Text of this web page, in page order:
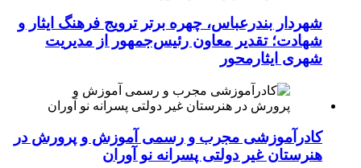
شهردار بندرعباس، چهره برتر ترویج فرهنگ ایثار و
شهادت؛ تقدیر معاون رئیس‌جمهور از مدیریت
شهری ایثارمحور
کادرآموزشی مجرب و رسمی آموزش و پرورش در
هنرستان غیر دولتی پسرانه نو آوران